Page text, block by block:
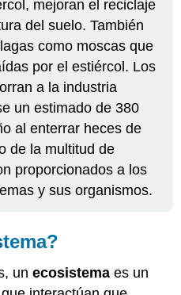
mejoran el reciclaje
del suelo. También
como moscas que
por el estiércol. Los
a la industria
un estimado de 380
al enterrar heces de
de la multitud de
proporcionados a los
y sus organismos.
unecosistema es un